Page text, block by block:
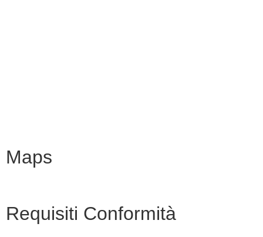
Maps
Requisiti Conformità